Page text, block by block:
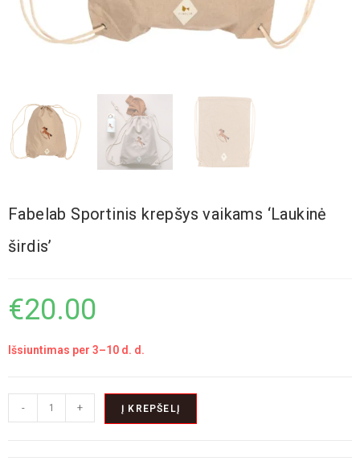
Fabelab Sportinis krepšys vaikams ‘Laukinė
širdis’
€20.00
Išsiuntimas per 3–10 d. d.
- + Į KREPŠELĮ